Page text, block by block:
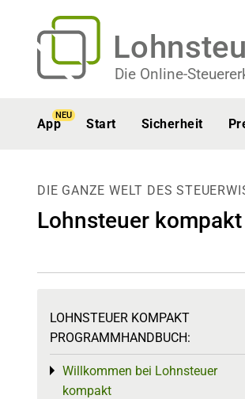
Die Online-
App
NEU
Start Sicherheit
DIE GANZE WELT DES
Lohnsteuer kompakt
LOHNSTEUER KOMPAKT
PROGRAMMHANDBUCH:
Willkommen bei Lohnsteuer
kompakt
Toggle menu